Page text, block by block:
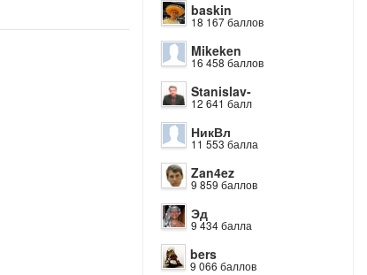
baskin
18 167 баллов
Mikeken
16 458 баллов
Stanislav-
12 641 балл
НикВл
11 553 балла
Zan4ez
9 859 баллов
Эд
9 434 балла
bers
9 066 баллов